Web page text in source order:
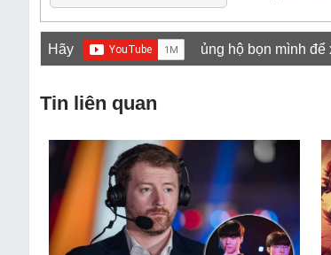
Hãy ủng hộ bọn mình
Tin liên quan